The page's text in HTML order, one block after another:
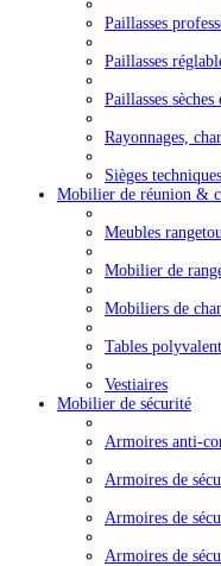
Paillasses
Paillasses
Paillasses
Rayonnages,
Sièges
Mobilier de réunion &
Meubles
Mobilier de
Mobiliers de
Tables
Vestiaires
Mobilier de sécurité
Armoires anti-
Armoires de
Armoires de
Armoires de